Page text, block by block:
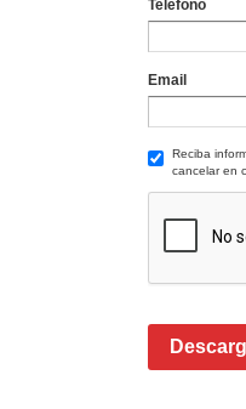
Teléfono
Email
Reciba
cancelar en